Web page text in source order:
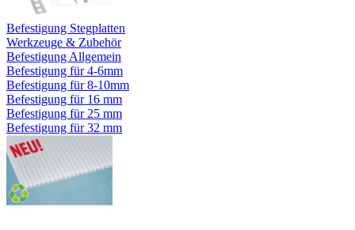
Befestigung Stegplatten
Werkzeuge & Zubehör
Befestigung Allgemein
Befestigung für 4-6mm
Befestigung für 8-10mm
Befestigung für 16 mm
Befestigung für 25 mm
Befestigung für 32 mm